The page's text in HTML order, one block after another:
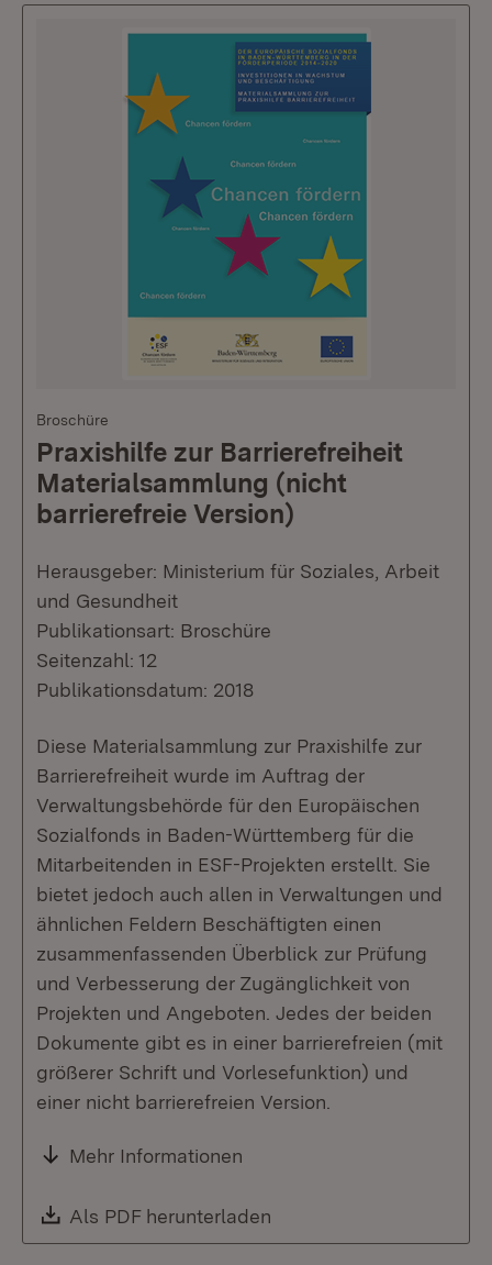
Broschüre
Praxishilfe zur Barrierefreiheit
Materialsammlung (nicht
barrierefreie Version)
Herausgeber: Ministerium für Soziales, Arbeit
und Gesundheit
Publikationsart: Broschüre
Seitenzahl: 12
Publikationsdatum: 2018
Diese Materialsammlung zur Praxishilfe zur
Barrierefreiheit wurde im Auftrag der
Verwaltungsbehörde für den Europäischen
Sozialfonds in Baden-Württemberg für die
Mitarbeitenden in ESF-Projekten erstellt. Sie
bietet jedoch auch allen in Verwaltungen und
ähnlichen Feldern Beschäftigten einen
zusammenfassenden Überblick zur Prüfung
und Verbesserung der Zugänglichkeit von
Projekten und Angeboten. Jedes der beiden
Dokumente gibt es in einer barrierefreien (mit
größerer Schrift und Vorlesefunktion) und
einer nicht barrierefreien Version.
Mehr Informationen
Download:
Als PDF herunterladen